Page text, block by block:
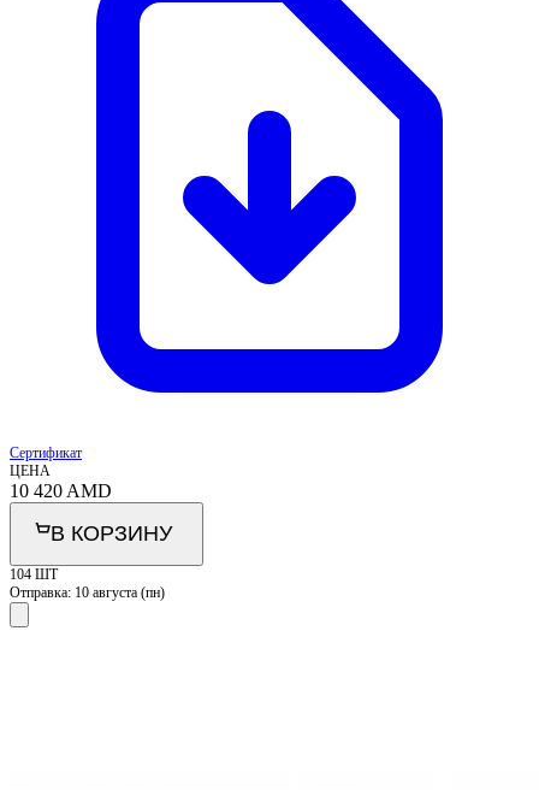
Сертификат
ЦЕНА
10 420 AMD
В КОРЗИНУ
104 ШТ
Отправка: 10 августа (пн)